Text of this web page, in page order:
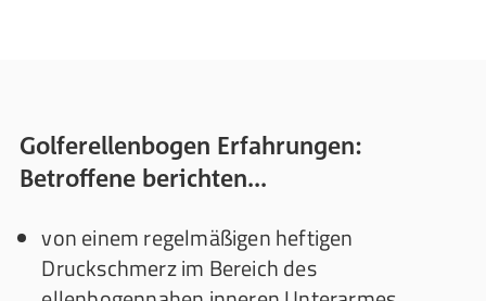
Golferellenbogen Erfahrungen:
Betroffene berichten...
von einem regelmäßigen heftigen
Druckschmerz im Bereich des